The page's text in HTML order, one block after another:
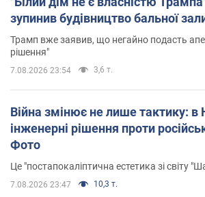
зупинив будівництво бальної
Трамп вже заявив, що негайно подасть
рішення"
7.08.2026 23:54 3,6 т.
Війна змінює не лише тактику: в
інженерні рішення проти
Фото
Це "постапокаліптична естетика зі світу
7.08.2026 23:47 10,3 т.